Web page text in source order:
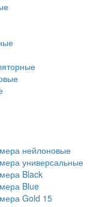
нейлоновые
универсальные
Black
Blue
Gold 15